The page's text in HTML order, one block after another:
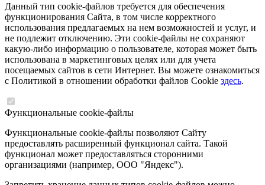
Данный тип cookie-файлов требуется для обеспечения
функционирования Сайта, в том числе корректного
использования предлагаемых на нем возможностей и услуг, и
не подлежит отключению. Эти cookie-файлы не сохраняют
какую-либо информацию о пользователе, которая может быть
использована в маркетинговых целях или для учета
посещаемых сайтов в сети Интернет. Вы можете ознакомиться
с Политикой в отношении обработки файлов Cookie здесь.
Функциональные cookie-файлы
Функциональные cookie-файлы позволяют Сайту
предоставлять расширенный функционал сайта. Такой
функционал может предоставляться сторонними
организациями (например, ООО "Яндекс").